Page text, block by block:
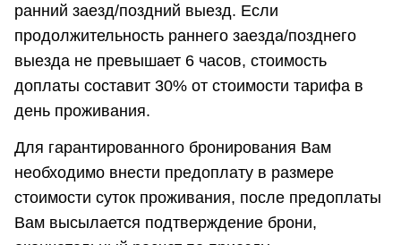
ранний заезд/поздний выезд. Если
продолжительность раннего заезда/позднего
выезда не превышает 6 часов, стоимость
доплаты составит 30% от стоимости тарифа в
день проживания.
Для гарантированного бронирования Вам
необходимо внести предоплату в размере
стоимости суток проживания, после предоплаты
Вам высылается подтверждение брони,